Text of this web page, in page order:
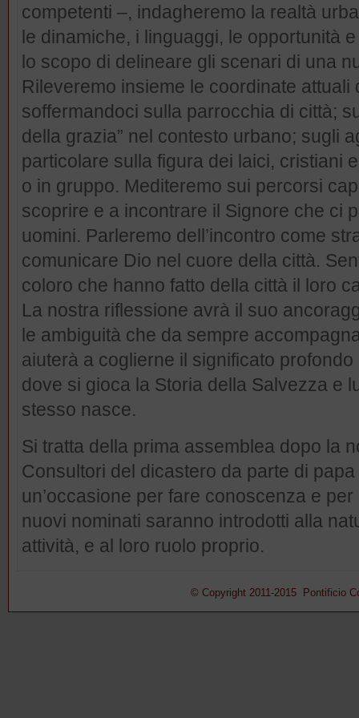
competenti –, indagheremo la realtà
le dinamiche, i linguaggi, le opportunità
lo scopo di delineare gli scenari di una
Rileveremo insieme le coordinate
soffermandoci sulla parrocchia di città;
della grazia” nel contesto urbano; sugli
particolare sulla figura dei laici, cristiani
o in gruppo. Mediteremo sui percorsi
scoprire e a incontrare il Signore che ci
uomini. Parleremo dell’incontro come
comunicare Dio nel cuore della città.
coloro che hanno fatto della città il loro
La nostra riflessione avrà il suo
le ambiguità che da sempre
aiuterà a coglierne il significato
dove si gioca la Storia della Salvezza e
stesso nasce.
Si tratta della prima assemblea dopo la
Consultori del dicastero da parte di
un’occasione per fare conoscenza e
nuovi nominati saranno introdotti alla
attività, e al loro ruolo proprio.
© Copyright 2011-2015 Pontificio